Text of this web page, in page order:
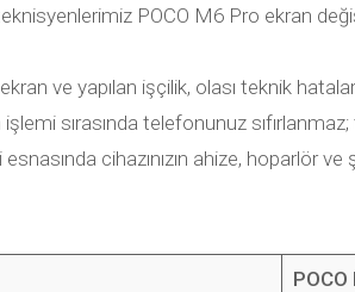
POCO M6 Pro ekran
ve yapılan işçilik, olası teknik
işlemi sırasında telefonunuz
cihazınızın ahize, hoparlör